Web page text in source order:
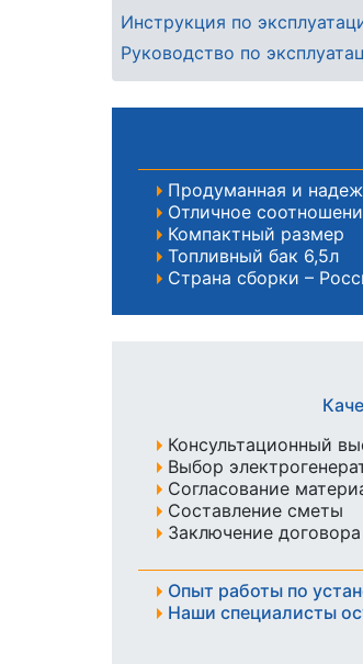
Инструкция по
Руководство по
Продуманная и
Отличное
Компактный размер
Топливный бак 6,5л
Страна сборки –
Консультационный
Выбор
Согласование
Составление сметы
Заключение договора
Опыт работы по
Наши специалисты